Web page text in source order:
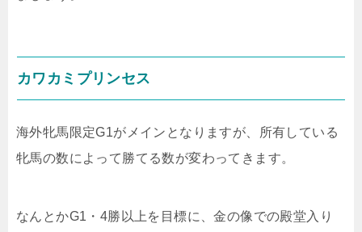
カワカミプリンセス
海外牝馬限定G1がメインとなりますが、所有している
牝馬の数によって勝てる数が変わってきます。
なんとかG1・4勝以上を目標に、金の像での殿堂入り